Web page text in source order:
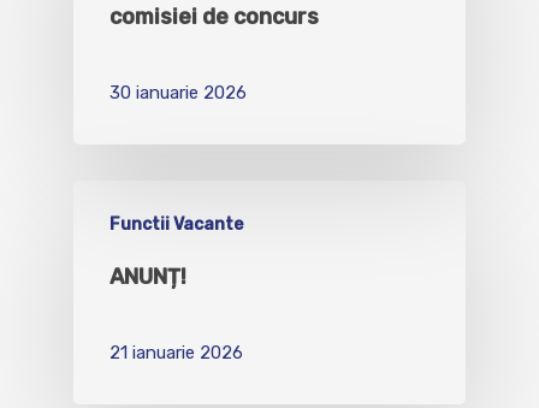
comisiei de concurs
30 ianuarie 2026
Functii Vacante
ANUNȚ!
21 ianuarie 2026